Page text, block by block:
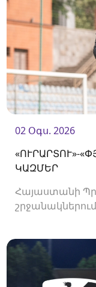
02 Օգս. 2026
«ՈՒՐԱՐՏՈՒ»-
ԿԱԶՄԵՐ
Հայաստանի